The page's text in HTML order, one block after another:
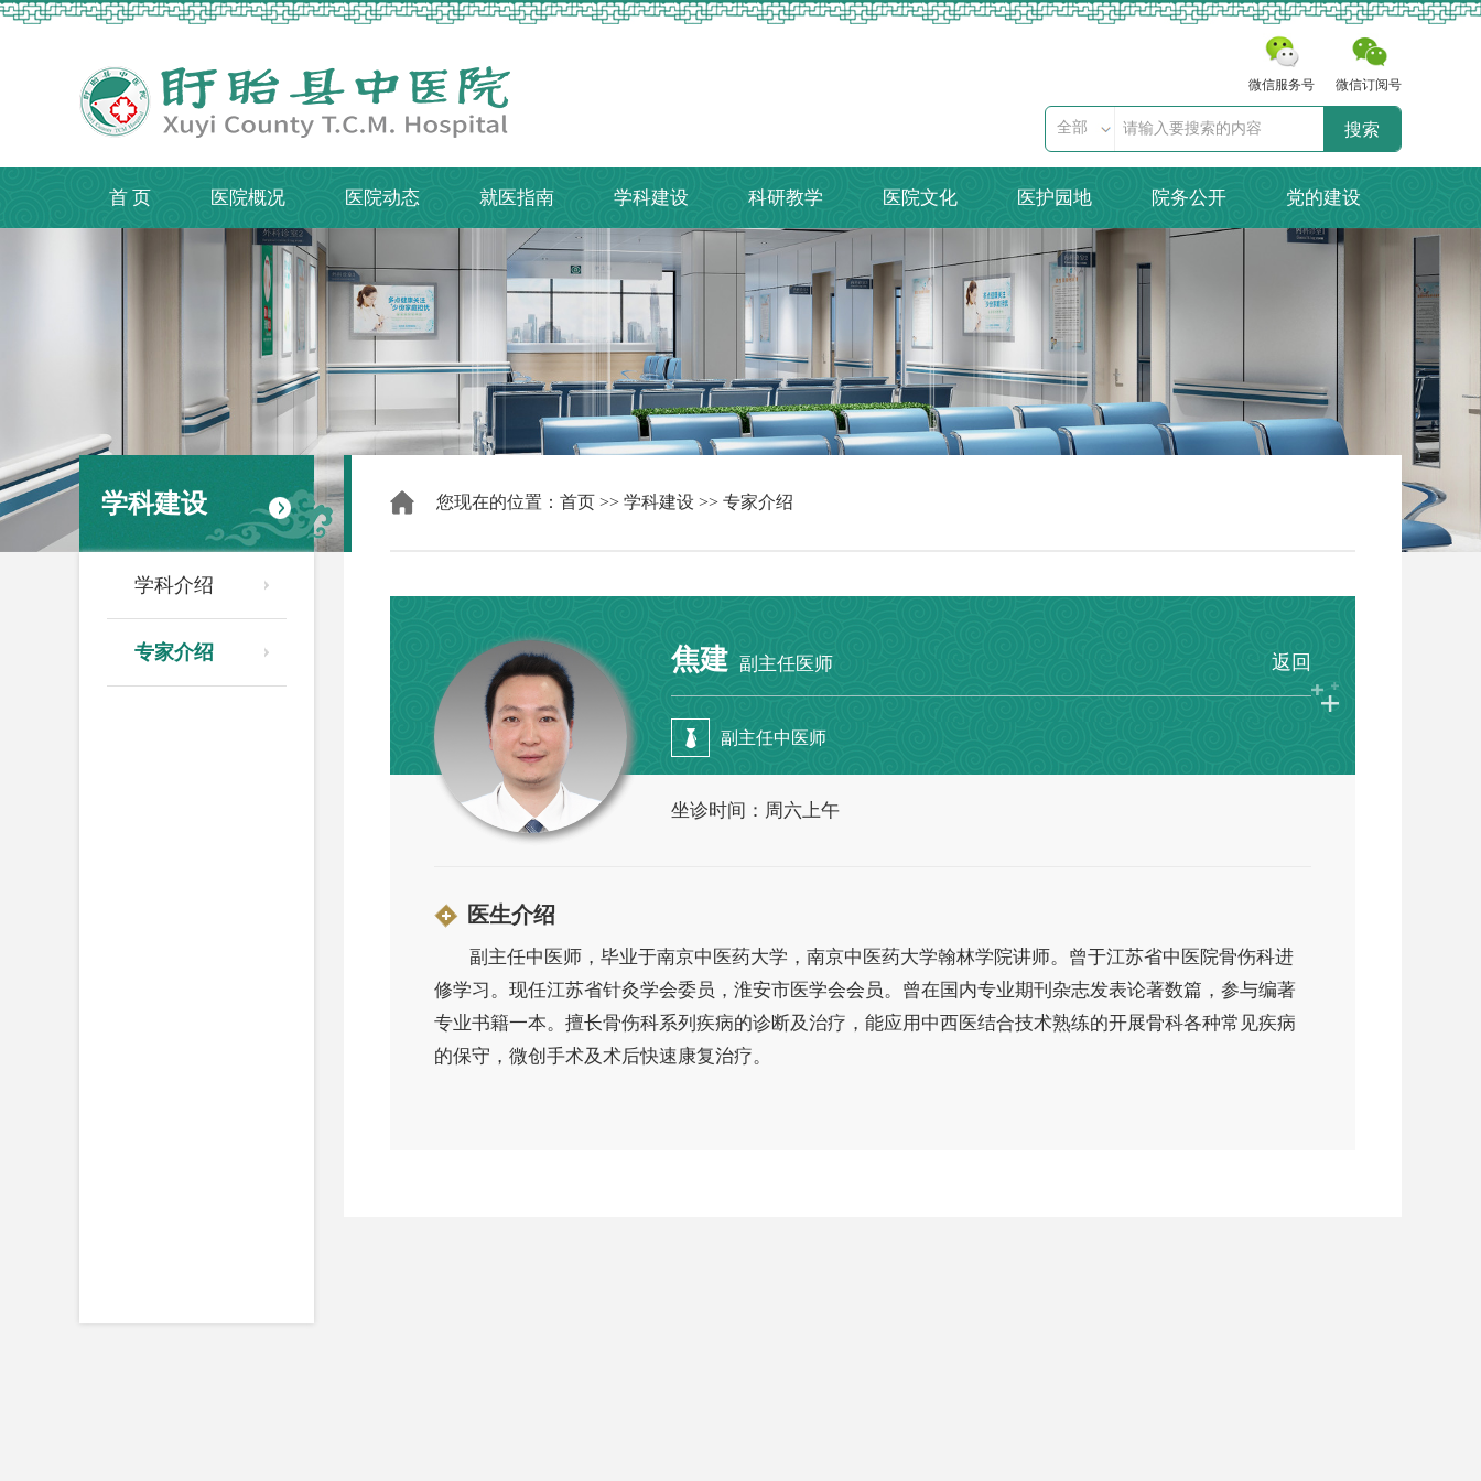
微信服务号 微信订阅号
全部 搜索
首 页 医院概况 医院动态 就医指南 学科建设 科研教学 医院文化 医护园地 院务公开 党的建设
学科建设
学科介绍
专家介绍
您现在的位置： 首页 >> 学科建设 >> 专家介绍
焦建 副主任医师 返回
副主任中医师
坐诊时间：周六上午
医生介绍
副主任中医师，毕业于南京中医药大学，南京中医药大学翰林学院讲师。曾于江苏省中医院骨伤科进
修学习。现任江苏省针灸学会委员，淮安市医学会会员。曾在国内专业期刊杂志发表论著数篇，参与编著
专业书籍一本。擅长骨伤科系列疾病的诊断及治疗，能应用中西医结合技术熟练的开展骨科各种常见疾病
的保守，微创手术及术后快速康复治疗。